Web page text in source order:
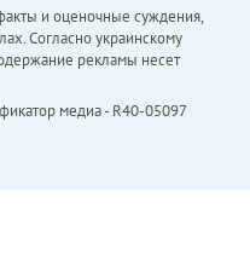
и оценочные суждения,
Согласно украинскому
рекламы несет
медиа - R40-05097